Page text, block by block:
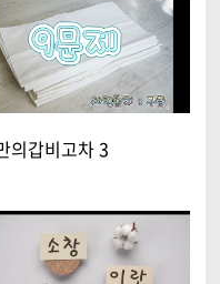
의갑비고차 3